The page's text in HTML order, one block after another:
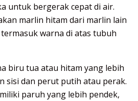
untuk bergerak cepat di air.
marlin hitam dari marlin lain
warna di atas tubuh
biru tua atau hitam yang lebih
sisi dan perut putih atau perak.
paruh yang lebih pendek,